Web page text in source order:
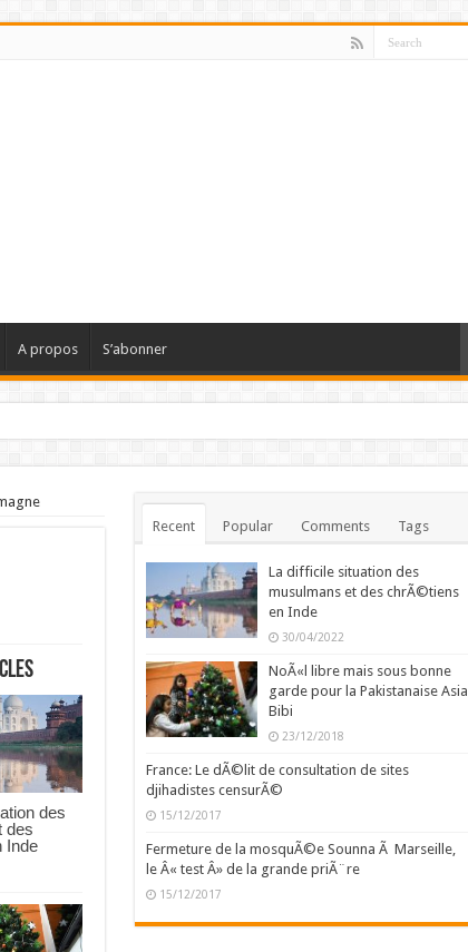
A propos S’abonner
des
des
Inde
Recent Popular Comments Tags
La difficile situation des
musulmans et des chrÃ©tiens
en Inde
30/04/2022
NoÃ«l libre mais sous bonne
garde pour la Pakistanaise Asia
Bibi
23/12/2018
France: Le dÃ©lit de consultation de sites
djihadistes censurÃ©
15/12/2017
Fermeture de la mosquÃ©e Sounna Ã Marseille,
le Â« test Â» de la grande priÃ¨re
15/12/2017